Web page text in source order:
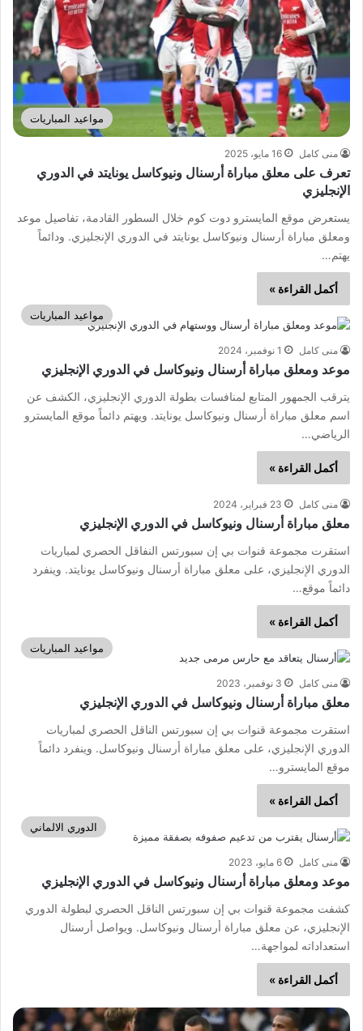
مواعيد المباريات
منى كامل 16 مايو، 2025
تعرف على معلق مباراة أرسنال ونيوكاسل يونايتد في الدوري
الإنجليزي
يستعرض موقع المايسترو دوت كوم خلال السطور القادمة، تفاصيل موعد
ومعلق مباراة أرسنال ونيوكاسل يونايتد في الدوري الإنجليزي. ودائماً
يهتم…
أكمل القراءة »
مواعيد المباريات
منى كامل 1 نوفمبر، 2024
موعد ومعلق مباراة أرسنال ونيوكاسل في الدوري الإنجليزي
يترقب الجمهور المتابع لمنافسات بطولة الدوري الإنجليزي، الكشف عن
اسم معلق مباراة أرسنال ونيوكاسل يونايتد. ويهتم دائماً موقع المايسترو
الرياضي…
أكمل القراءة »
منى كامل 23 فبراير، 2024
معلق مباراة أرسنال ونيوكاسل في الدوري الإنجليزي
استقرت مجموعة قنوات بي إن سبورتس النفاقل الحصري لمباريات
الدوري الإنجليزي، على معلق مباراة أرسنال ونيوكاسل يونايتد. وينفرد
دائماً موقع…
أكمل القراءة »
مواعيد المباريات
منى كامل 3 نوفمبر، 2023
معلق مباراة أرسنال ونيوكاسل في الدوري الإنجليزي
استقرت مجموعة قنوات بي إن سبورتس الناقل الحصري لمباريات
الدوري الإنجليزي، على معلق مباراة أرسنال ونيوكاسل. وينفرد دائماً
موقع المايسترو…
أكمل القراءة »
الدوري الالماني
منى كامل 6 مايو، 2023
موعد ومعلق مباراة أرسنال ونيوكاسل في الدوري الإنجليزي
كشفت مجموعة قنوات بي إن سبورتس الناقل الحصري لبطولة الدوري
الإنجليزي، عن معلق مباراة أرسنال ونيوكاسل. ويواصل أرسنال
استعداداته لمواجهة…
أكمل القراءة »